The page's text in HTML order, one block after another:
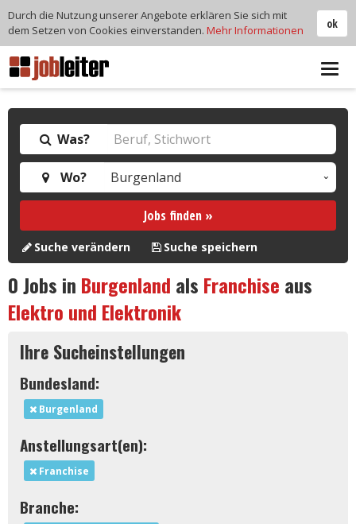
Was?
Wo?
Jobs finden »
Suche verändern Suche speichern
0Jobs in Burgenland als Franchise aus
Elektro und Elektronik
Ihre Sucheinstellungen
Bundesland:
Burgenland
Anstellungsart(en):
Franchise
Branche:
ok
Durch die Nutzung unserer Angebote erklären Sie sich mit
dem Setzen von Cookies einverstanden. Mehr Informationen